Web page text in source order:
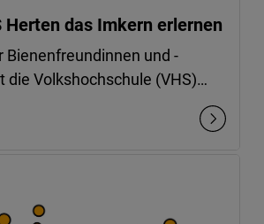
Herten das Imkern erlernen
Bienenfreundinnen und -
die Volkshochschule (VHS)…